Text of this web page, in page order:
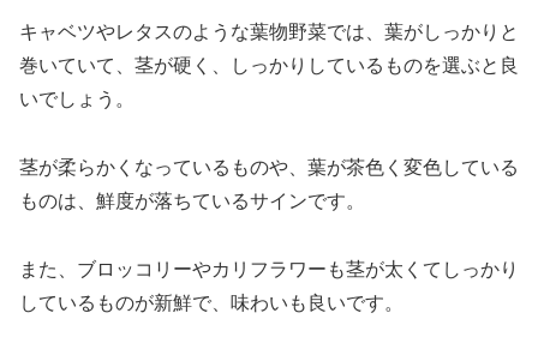
キャベツやレタスのような葉物野菜では、葉がしっかりと
巻いていて、茎が硬く、しっかりしているものを選ぶと良
いでしょう。
茎が柔らかくなっているものや、葉が茶色く変色している
ものは、鮮度が落ちているサインです。
また、ブロッコリーやカリフラワーも茎が太くてしっかり
しているものが新鮮で、味わいも良いです。